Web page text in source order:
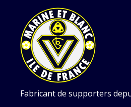
content
Fabricant de supporters